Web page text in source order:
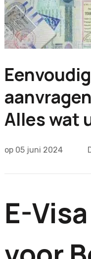
Alles wat
op 05 juni 2024
E-